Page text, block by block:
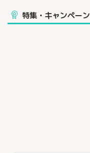
特集・キャンペーン